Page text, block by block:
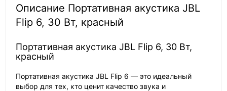
Описание Портативная акустика JBL
Flip 6, 30 Вт, красный
Портативная акустика JBL Flip 6, 30 Вт,
красный
Портативная акустика JBL Flip 6 — это идеальный
выбор для тех, кто ценит качество звука и